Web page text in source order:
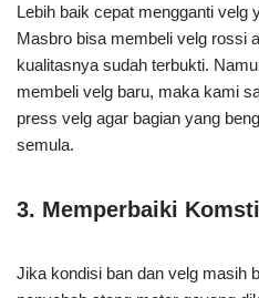
Lebih baik cepat mengganti velg
Masbro bisa membeli velg rossi
kualitasnya sudah terbukti.
membeli velg baru, maka kami
press velg agar bagian yang
semula.
3. Memperbaiki
Jika kondisi ban dan velg masih